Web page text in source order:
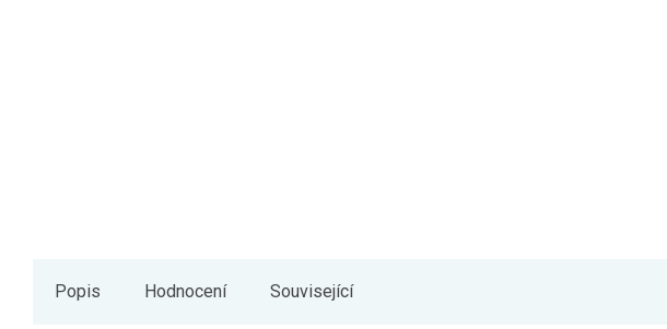
Popis Hodnocení Související